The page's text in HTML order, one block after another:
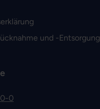
und -Entsorgung
0